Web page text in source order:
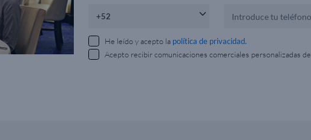
He leído y acepto la política de privacidad.
Acepto recibir comunicaciones comerciales personalizadas de